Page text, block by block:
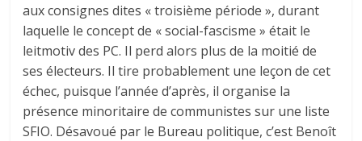
aux consignes dites « troisième période », durant
laquelle le concept de « social-fascisme » était le
leitmotiv des PC. Il perd alors plus de la moitié de
ses électeurs. Il tire probablement une leçon de cet
échec, puisque l’année d’après, il organise la
présence minoritaire de communistes sur une liste
SFIO. Désavoué par le Bureau politique, c’est Benoît